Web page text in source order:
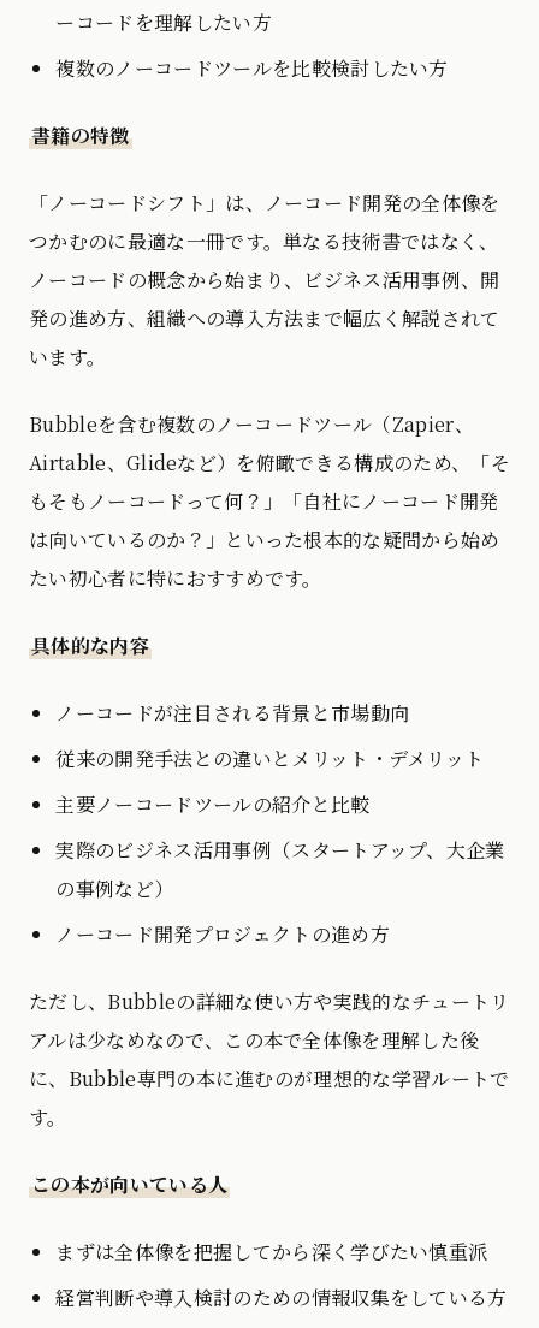
ーコードを理解したい方
複数のノーコードツールを比較検討したい方
書籍の特徴
「ノーコードシフト」は、ノーコード開発の全体像を
つかむのに最適な一冊です。単なる技術書ではなく、
ノーコードの概念から始まり、ビジネス活用事例、開
発の進め方、組織への導入方法まで幅広く解説されて
います。
Bubbleを含む複数のノーコードツール（Zapier、
Airtable、Glideなど）を俯瞰できる構成のため、「そ
もそもノーコードって何？」「自社にノーコード開発
は向いているのか？」といった根本的な疑問から始め
たい初心者に特におすすめです。
具体的な内容
ノーコードが注目される背景と市場動向
従来の開発手法との違いとメリット・デメリット
主要ノーコードツールの紹介と比較
実際のビジネス活用事例（スタートアップ、大企業
の事例など）
ノーコード開発プロジェクトの進め方
ただし、Bubbleの詳細な使い方や実践的なチュートリ
アルは少なめなので、この本で全体像を理解した後
に、Bubble専門の本に進むのが理想的な学習ルートで
す。
この本が向いている人
まずは全体像を把握してから深く学びたい慎重派
経営判断や導入検討のための情報収集をしている方